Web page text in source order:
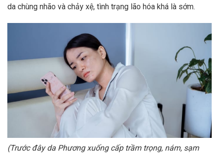
da chùng nhão và chảy xệ, tình trạng lão hóa khá là sớm.
(Trước đây da Phương xuống cấp trầm trọng, nám, sạm